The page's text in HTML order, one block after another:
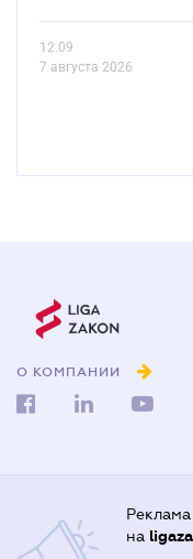
12.09
7 августа 2026
О КОМПАНИИ
Реклама
на